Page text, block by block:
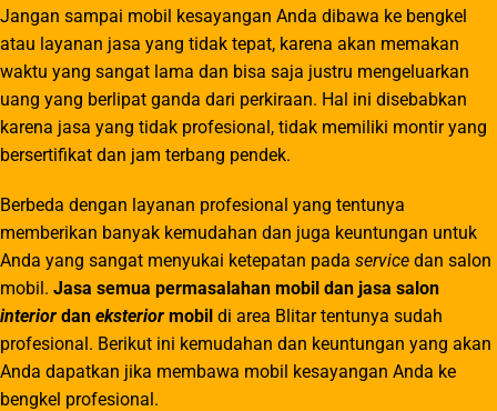
Jangan sampai mobil kesayangan Anda dibawa ke bengkel
atau layanan jasa yang tidak tepat, karena akan memakan
waktu yang sangat lama dan bisa saja justru mengeluarkan
uang yang berlipat ganda dari perkiraan. Hal ini disebabkan
karena jasa yang tidak profesional, tidak memiliki montir yang
bersertifikat dan jam terbang pendek.
Berbeda dengan layanan profesional yang tentunya
memberikan banyak kemudahan dan juga keuntungan untuk
Anda yang sangat menyukai ketepatan pada service dan salon
mobil. Jasa semua permasalahan mobil dan jasa salon
interior dan eksterior mobil di area Blitar tentunya sudah
profesional. Berikut ini kemudahan dan keuntungan yang akan
Anda dapatkan jika membawa mobil kesayangan Anda ke
bengkel profesional.